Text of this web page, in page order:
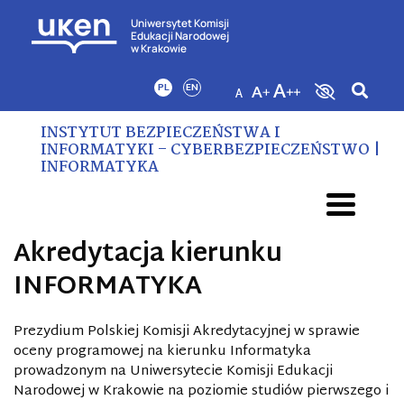
Uniwersytet Komisji
Edukacji Narodowej
w Krakowie
PL EN
INSTYTUT BEZPIECZEŃSTWA I
INFORMATYKI – CYBERBEZPIECZEŃSTWO |
INFORMATYKA
Akredytacja kierunku
INFORMATYKA
Prezydium Polskiej Komisji Akredytacyjnej w sprawie
oceny programowej na kierunku Informatyka
prowadzonym na Uniwersytecie Komisji Edukacji
Narodowej w Krakowie na poziomie studiów pierwszego i